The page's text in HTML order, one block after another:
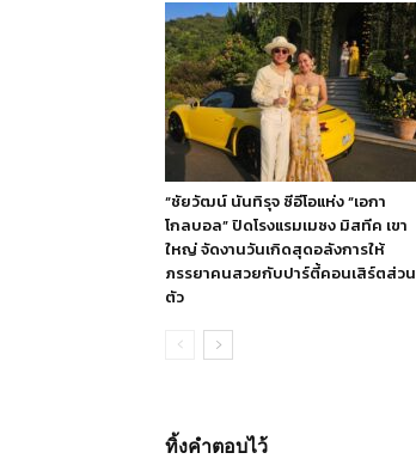
“ชัยวัฒน์ นันทิรุจ ซีอีโอแห่ง “เอกา
โกลบอล” ปิดโรงแรมเมซง มิสทีค เขา
ใหญ่ จัดงานวันเกิดสุดอลังการให้
ภรรยาคนสวยกับปาร์ตี้คอนเสิร์ตส่วน
ตัว
ทิ้งคำตอบไว้